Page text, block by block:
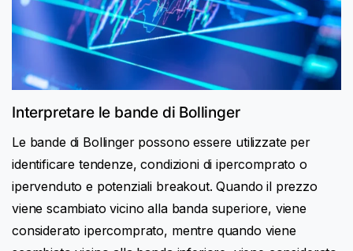
Interpretare le bande di Bollinger
Le bande di Bollinger possono essere utilizzate per
identificare tendenze, condizioni di ipercomprato o
ipervenduto e potenziali breakout. Quando il prezzo
viene scambiato vicino alla banda superiore, viene
considerato ipercomprato, mentre quando viene